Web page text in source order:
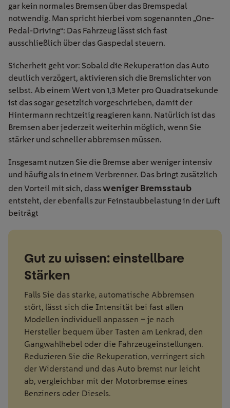
gar kein normales Bremsen über das Bremspedal
notwendig. Man spricht hierbei vom sogenannten „One-
Pedal-Driving“: Das Fahrzeug lässt sich fast
ausschließlich über das Gaspedal steuern.
Sicherheit geht vor: Sobald die Rekuperation das Auto
deutlich verzögert, aktivieren sich die Bremslichter von
selbst. Ab einem Wert von 1,3 Meter pro Quadratsekunde
ist das sogar gesetzlich vorgeschrieben, damit der
Hintermann rechtzeitig reagieren kann. Natürlich ist das
Bremsen aber jederzeit weiterhin möglich, wenn Sie
stärker und schneller abbremsen müssen.
Insgesamt nutzen Sie die Bremse aber weniger intensiv
und häufig als in einem Verbrenner. Das bringt zusätzlich
den Vorteil mit sich, dassweniger Bremsstaub
entsteht, der ebenfalls zur Feinstaubbelastung in der Luft
beiträgt
Gut zu wissen: einstellbare
Stärken
Falls Sie das starke, automatische Abbremsen
stört, lässt sich die Intensität bei fast allen
Modellen individuell anpassen – je nach
Hersteller bequem über Tasten am Lenkrad, den
Gangwahlhebel oder die Fahrzeugeinstellungen.
Reduzieren Sie die Rekuperation, verringert sich
der Widerstand und das Auto bremst nur leicht
ab, vergleichbar mit der Motorbremse eines
Benziners oder Diesels.